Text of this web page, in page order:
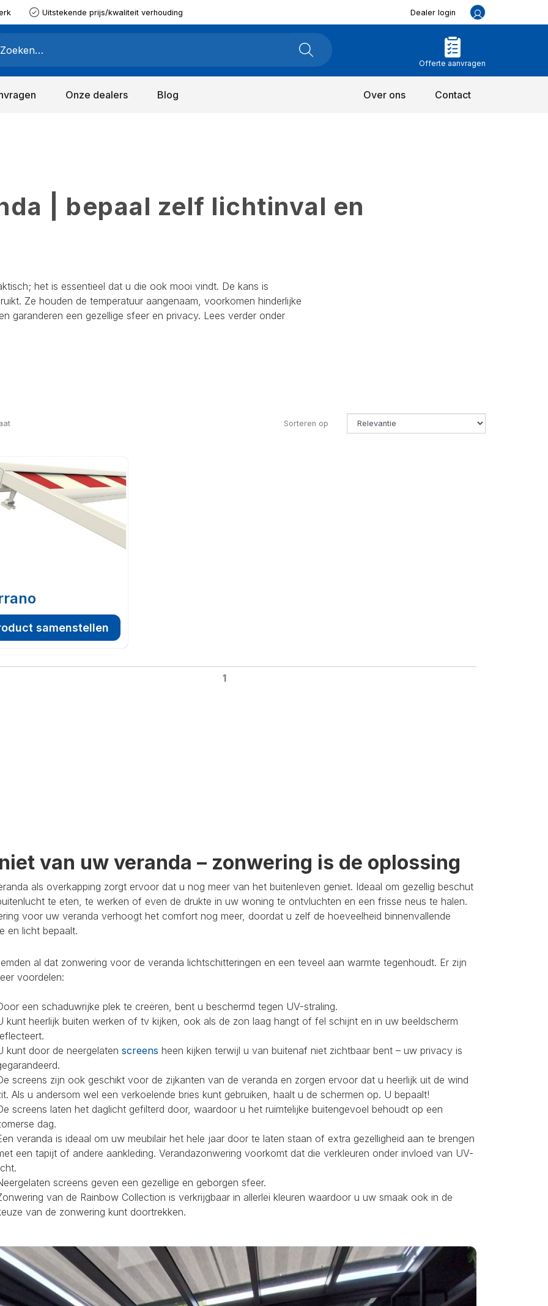
Uitstekende prijs/kwaliteit verhouding Dealer login
Offerte aanvragen
Onze dealers Blog Over ons Contact
| bepaal zelf lichtinval en
het is essentieel dat u die ook mooi vindt. De kans is
Ze houden de temperatuur aangenaam, voorkomen hinderlijke
garanderen een gezellige sfeer en privacy. Lees verder onder
Sorteren op
samenstellen
1
van uw veranda – zonwering is de oplossing
als overkapping zorgt ervoor dat u nog meer van het buitenleven geniet. Ideaal om gezellig beschut
te eten, te werken of even de drukte in uw woning te ontvluchten en een frisse neus te halen.
voor uw veranda verhoogt het comfort nog meer, doordat u zelf de hoeveelheid binnenvallende
en licht bepaalt.
al dat zonwering voor de veranda lichtschitteringen en een teveel aan warmte tegenhoudt. Er zijn
voordelen:
een schaduwrijke plek te creëren, bent u beschermd tegen UV-straling.
kunt heerlijk buiten werken of tv kijken, ook als de zon laag hangt of fel schijnt en in uw beeldscherm
kunt door de neergelaten screens heen kijken terwijl u van buitenaf niet zichtbaar bent – uw privacy is
screens zijn ook geschikt voor de zijkanten van de veranda en zorgen ervoor dat u heerlijk uit de wind
Als u andersom wel een verkoelende bries kunt gebruiken, haalt u de schermen op. U bepaalt!
screens laten het daglicht gefilterd door, waardoor u het ruimtelijke buitengevoel behoudt op een
dag.
veranda is ideaal om uw meubilair het hele jaar door te laten staan of extra gezelligheid aan te brengen
een tapijt of andere aankleding. Verandazonwering voorkomt dat die verkleuren onder invloed van UV-
screens geven een gezellige en geborgen sfeer.
van de Rainbow Collection is verkrijgbaar in allerlei kleuren waardoor u uw smaak ook in de
van de zonwering kunt doortrekken.